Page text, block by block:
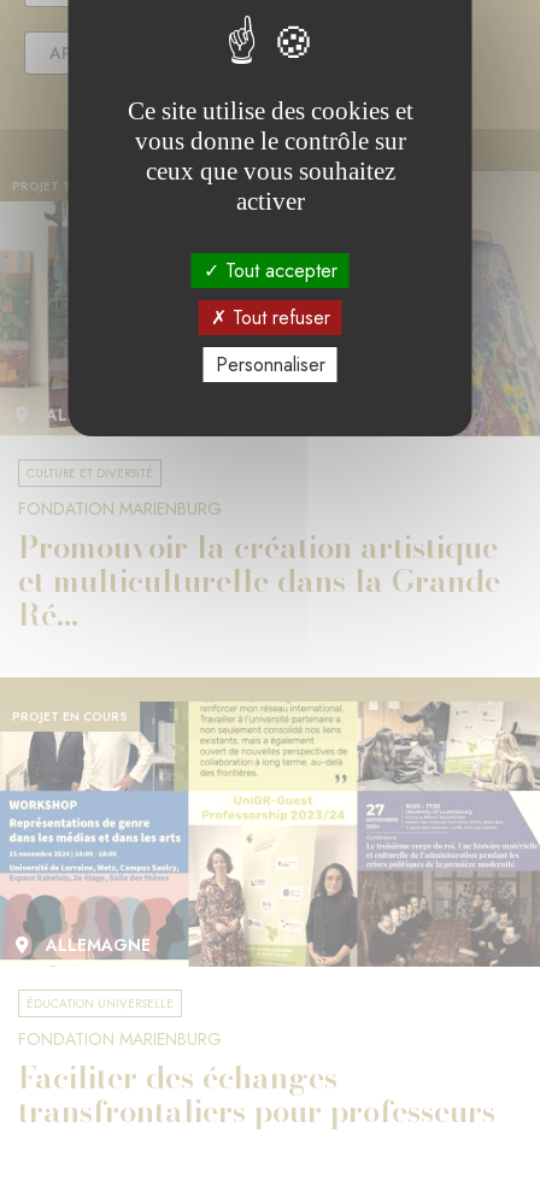
APPEL(S) À PROJET
PROJET TERMINÉ
ALLEMAGNE
CULTURE ET DIVERSITÉ
FONDATION MARIENBURG
Promouvoir la création artistique
et multiculturelle dans la Grande
Ré...
PROJET EN COURS
ALLEMAGNE
ÉDUCATION UNIVERSELLE
FONDATION MARIENBURG
Faciliter des échanges
transfrontaliers pour professeurs
Ce site utilise des cookies et
vous donne le contrôle sur
ceux que vous souhaitez
activer
Tout accepter
Tout refuser
Personnaliser